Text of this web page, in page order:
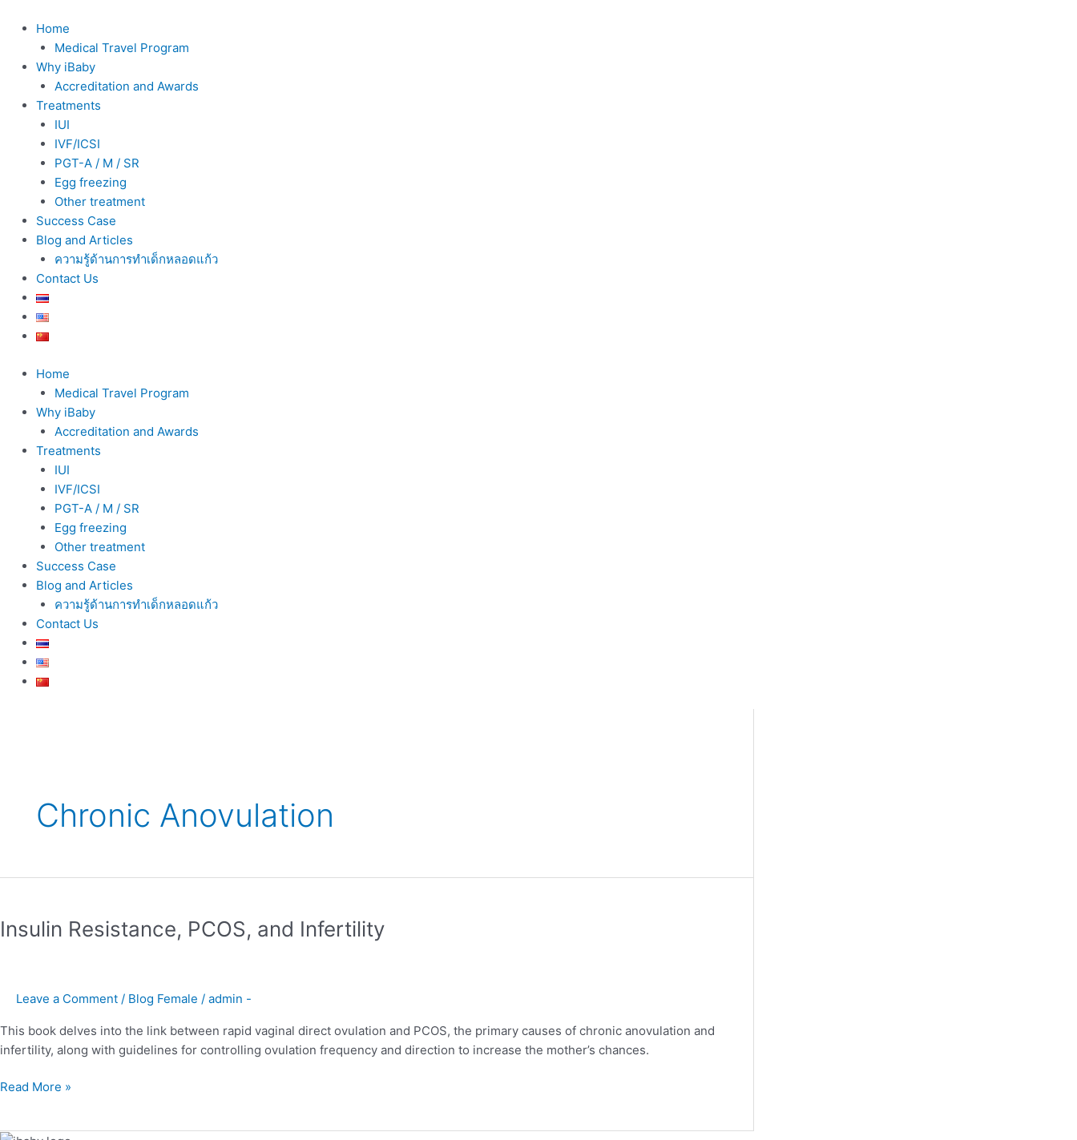
content
Home
Medical Travel Program
Why iBaby
Accreditation and Awards
Treatments
IUI
IVF/ICSI
PGT-A / M / SR
Egg freezing
Other treatment
Success Case
Blog and Articles
ความรู้ด้านการทำเด็กหลอดแก้ว
Contact Us
Home
Medical Travel Program
Why iBaby
Accreditation and Awards
Treatments
IUI
IVF/ICSI
PGT-A / M / SR
Egg freezing
Other treatment
Success Case
Blog and Articles
ความรู้ด้านการทำเด็กหลอดแก้ว
Contact Us
Chronic Anovulation
Insulin Resistance, PCOS, and Infertility
Leave a Comment / Blog Female / admin -
This book delves into the link between rapid vaginal direct ovulation and PCOS, the primary causes of chronic anovulation and
infertility, along with guidelines for controlling ovulation frequency and direction to increase the mother’s chances.
PCOS,
Read More »